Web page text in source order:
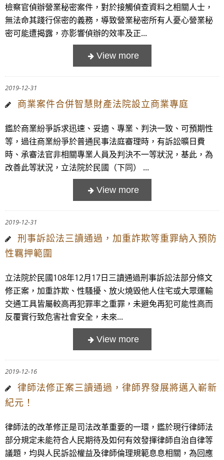
檢察官偵辦營業秘密案件，對於接觸偵查資料之相關人士，
無法命其踐行保密的義務，導致營業秘密所有人憂心營業秘
密可能遭揭露，亦影響偵辦的效率及正...
2019-12-31
商業案件合併智慧財產法院設立商業專庭
鑑於商業紛爭訴求迅速、妥適、專業、判決一致、可預期性
等，過往商業紛爭於普通民事法庭審理時，有訴訟曠日費
時、承審法官非相關專業人員及判決不一等狀況，基此，為
改善此等狀況，立法院於民國（下同） ...
2019-12-31
刑事訴訟法三讀通過，加重詐欺等重罪納入預防
性羈押範圍
立法院於民國108年12月17日三讀通過刑事訴訟法部分條文
修正案，加重詐欺、性騷擾、放火燒毀他人住宅或大眾運輸
交通工具皆屬較高再犯罪率之重罪，未避免再犯可能性高而
反覆實行致危害社會安全，未來...
2019-12-16
律師法修正案三讀通過，律師界發展將邁入嶄新
紀元！
律師法的改革修正是司法改革重要的一環，鑑於現行律師法
部分規定未能符合人民期待及如何有效發揮律師自治自律等
議題，均與人民訴訟權益及律師倫理規範息息相關，為回應